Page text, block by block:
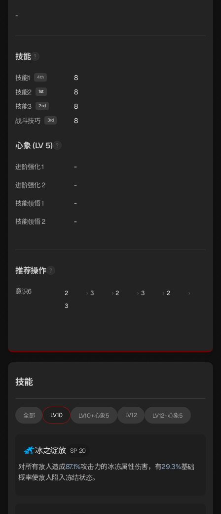
-
技能
技能1 4th 8
技能2 1st 8
技能3 2nd 8
战斗技巧 3rd 8
心象 (LV 5)
进阶强化 1 -
进阶强化 2 -
技能领悟 1 -
技能领悟 2 -
推荐操作
意识6 2 › 3 › 2 › 3 › 2
›
3
技能
全部 LV10 LV10+心象5 LV12 LV12+心象5
冰之绽放 SP 20
对所有敌人造成87.1%攻击力的冰冻属性伤害，有29.3%基础
概率使敌人陷入冻结状态。